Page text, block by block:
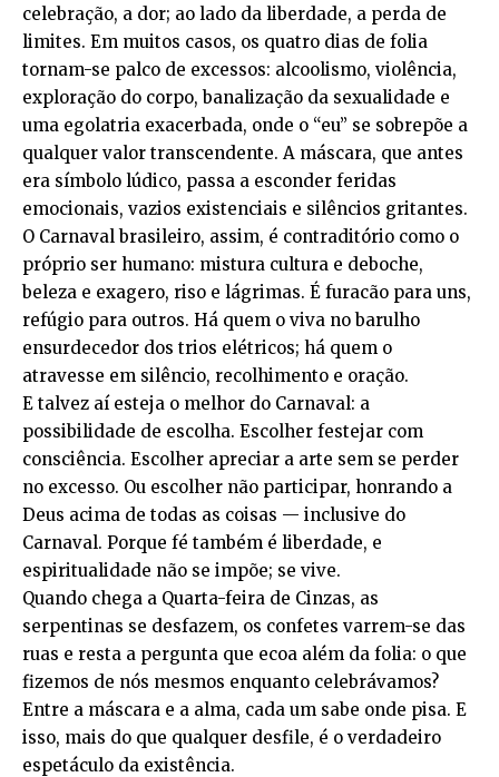
celebração, a dor; ao lado da liberdade, a perda de
limites. Em muitos casos, os quatro dias de folia
tornam-se palco de excessos: alcoolismo, violência,
exploração do corpo, banalização da sexualidade e
uma egolatria exacerbada, onde o “eu” se sobrepõe a
qualquer valor transcendente. A máscara, que antes
era símbolo lúdico, passa a esconder feridas
emocionais, vazios existenciais e silêncios gritantes.
O Carnaval brasileiro, assim, é contraditório como o
próprio ser humano: mistura cultura e deboche,
beleza e exagero, riso e lágrimas. É furacão para uns,
refúgio para outros. Há quem o viva no barulho
ensurdecedor dos trios elétricos; há quem o
atravesse em silêncio, recolhimento e oração.
E talvez aí esteja o melhor do Carnaval: a
possibilidade de escolha. Escolher festejar com
consciência. Escolher apreciar a arte sem se perder
no excesso. Ou escolher não participar, honrando a
Deus acima de todas as coisas — inclusive do
Carnaval. Porque fé também é liberdade, e
espiritualidade não se impõe; se vive.
Quando chega a Quarta-feira de Cinzas, as
serpentinas se desfazem, os confetes varrem-se das
ruas e resta a pergunta que ecoa além da folia: o que
fizemos de nós mesmos enquanto celebrávamos?
Entre a máscara e a alma, cada um sabe onde pisa. E
isso, mais do que qualquer desfile, é o verdadeiro
espetáculo da existência.